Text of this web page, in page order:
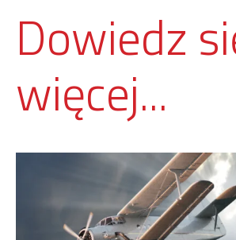
Dowiedz
więcej...